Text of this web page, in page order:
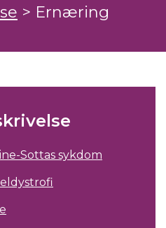
> Ernæring
Sottas sykdom